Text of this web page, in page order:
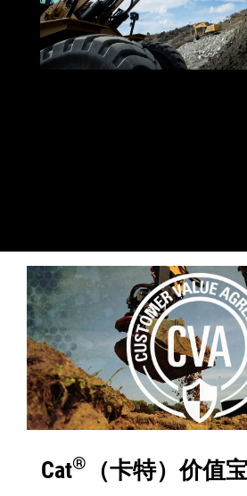
Cat® （卡特）价值宝